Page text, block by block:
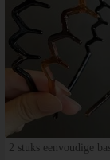
2 stuks eenvoudige